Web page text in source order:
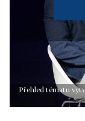
Přehled tématu